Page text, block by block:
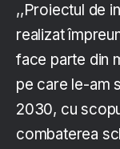
,,Proiectul de
realizat
face parte din
pe care le-am
2030, cu
combaterea